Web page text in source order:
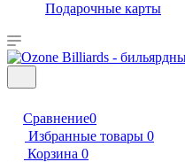
Подарочные карты
Сравнение0
Избранные товары 0
Корзина 0